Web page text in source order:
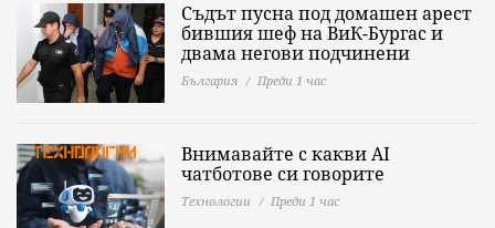
Съдът пусна под домашен арест
бившия шеф на ВиК-Бургас и
двама негови подчинени
България Преди 1 час
Внимавайте с какви AI
чатботове си говорите
Технологии Преди 1 час